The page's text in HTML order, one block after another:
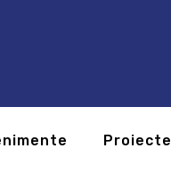
Proiecte